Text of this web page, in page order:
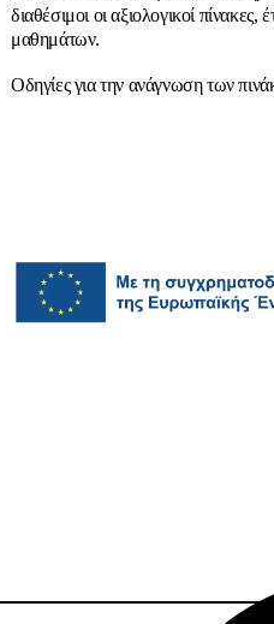
διαθέσιμοι οι αξιολογικοί
μαθημάτων.
Οδηγίες για την ανάγνωση των